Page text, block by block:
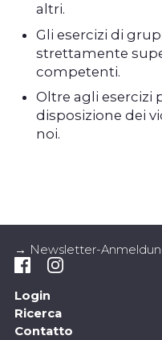
altri.
Gli esercizi di
strettamente
competenti.
Oltre agli esercizi
disposizione dei
noi.
→ Newsletter-
Login
Ricerca
Contatto